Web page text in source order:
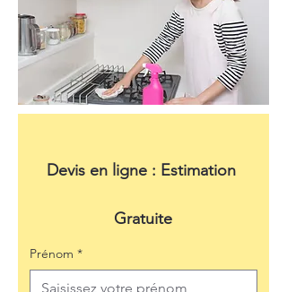
Devis en ligne : Estimation
Gratuite
Prénom *